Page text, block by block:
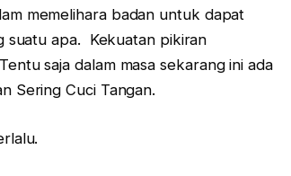
memelihara badan untuk dapat
suatu apa. Kekuatan pikiran
saja dalam masa sekarang ini ada
Sering Cuci Tangan.